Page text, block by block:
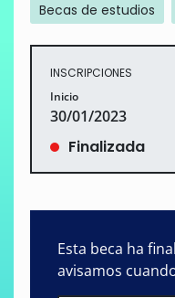
Becas de estudios
INSCRIPCIONES
Inicio
30/01/2023
Finalizada
Esta beca ha
avisamos